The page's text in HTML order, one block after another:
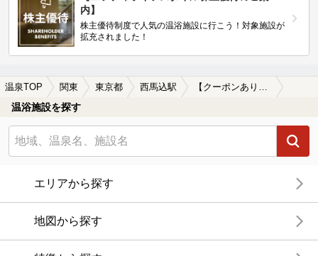
内】
株主優待制度で人気の温浴施設に行こう！対象施設が
拡充されました！
温泉TOP 関東 東京都 西馬込駅 【クーポンあり】女子旅・女子会におすすめの西馬込駅近くの温泉、日帰り温泉、スーパー銭湯おすすめ
温浴施設を探す
エリアから探す
地図から探す